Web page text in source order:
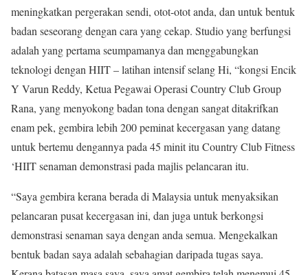
meningkatkan pergerakan sendi, otot-otot anda, dan untuk bentuk
badan seseorang dengan cara yang cekap. Studio yang berfungsi
adalah yang pertama seumpamanya dan menggabungkan
teknologi dengan HIIT – latihan intensif selang Hi, “kongsi Encik
Y Varun Reddy, Ketua Pegawai Operasi Country Club Group
Rana, yang menyokong badan tona dengan sangat ditakrifkan
enam pek, gembira lebih 200 peminat kecergasan yang datang
untuk bertemu dengannya pada 45 minit itu Country Club Fitness
‘HIIT senaman demonstrasi pada majlis pelancaran itu.
“Saya gembira kerana berada di Malaysia untuk menyaksikan
pelancaran pusat kecergasan ini, dan juga untuk berkongsi
demonstrasi senaman saya dengan anda semua. Mengekalkan
bentuk badan saya adalah sebahagian daripada tugas saya.